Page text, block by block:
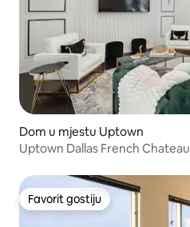
Dom u mjestu Uptown
Uptown Dallas French Chateau
Favorit gostiju
Favorit gostiju